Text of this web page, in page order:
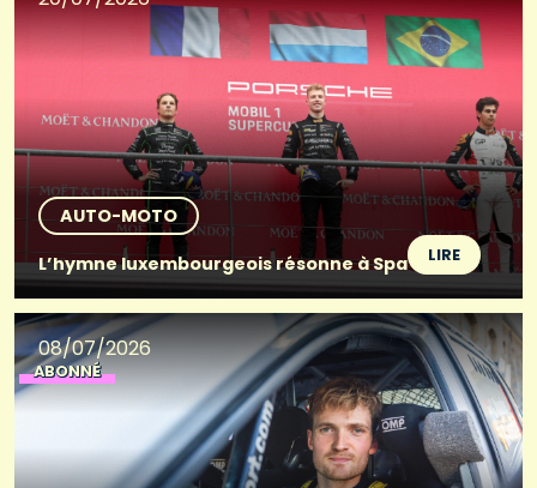
AUTO-MOTO
L’hymne luxembourgeois résonne à Spa
LIRE
08/07/2026
ABONNÉ